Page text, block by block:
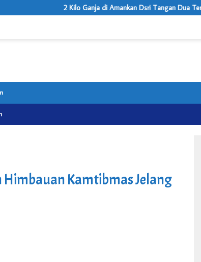
2 Kilo Ganja di Amankan Dsri Tangan Dua Tersanga Oleh
Himbauan Kamtibmas Jelang